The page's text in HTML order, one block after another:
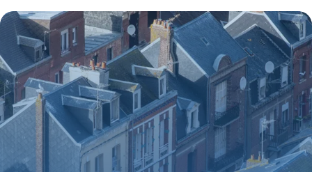
Complet
6 juillet 2026